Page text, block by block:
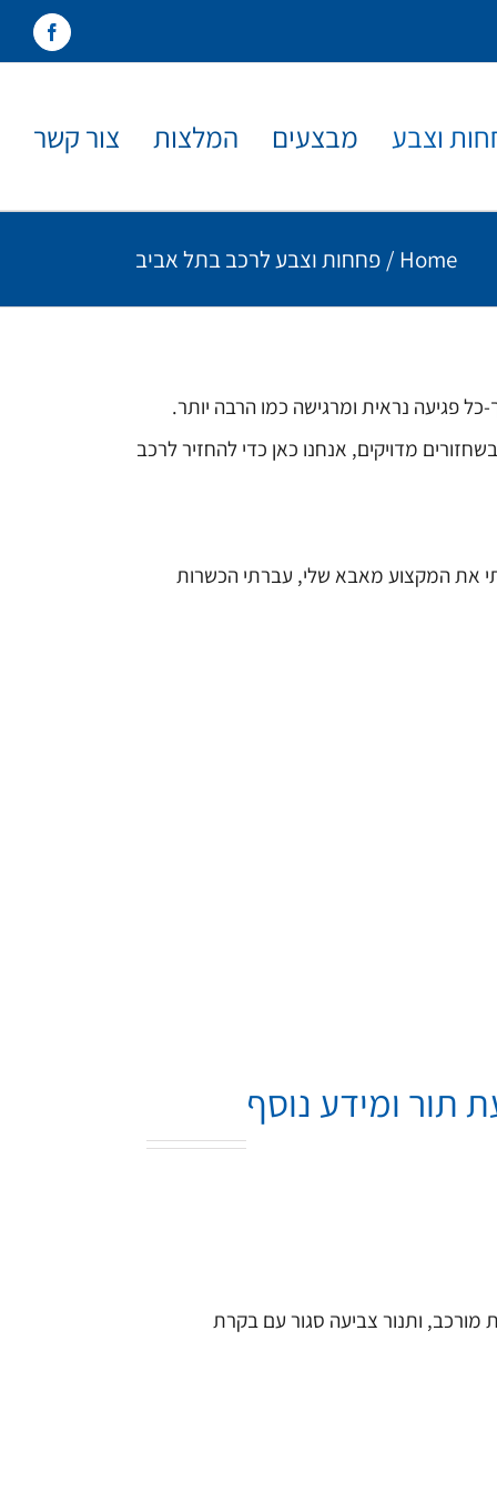
וצבע מבצעים המלצות צור קשר
Home
/ פחחות וצבע לרכב בתל אביב
פגיעה נראית ומרגישה כמו הרבה יותר.
מתקדם וצוות מקצועי שמתמחה בשחזורים מדויקים, אנחנו כאן כדי להחזיר לרכב
את המקצוע מאבא שלי, עברתי הכשרות
תור ומידע נוסף
ותנור צביעה סגור עם בקרת